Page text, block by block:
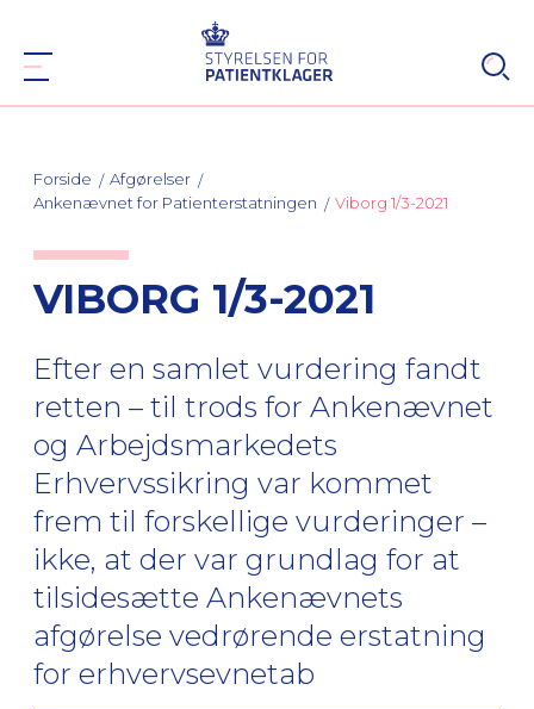
Forside
Afgørelser
Ankenævnet for Patienterstatningen
Viborg 1/3-2021
VIBORG 1/3-2021
Efter en samlet vurdering fandt
retten – til trods for Ankenævnet
og Arbejdsmarkedets
Erhvervssikring var kommet
frem til forskellige vurderinger –
ikke, at der var grundlag for at
tilsidesætte Ankenævnets
afgørelse vedrørende erstatning
for erhvervsevnetab